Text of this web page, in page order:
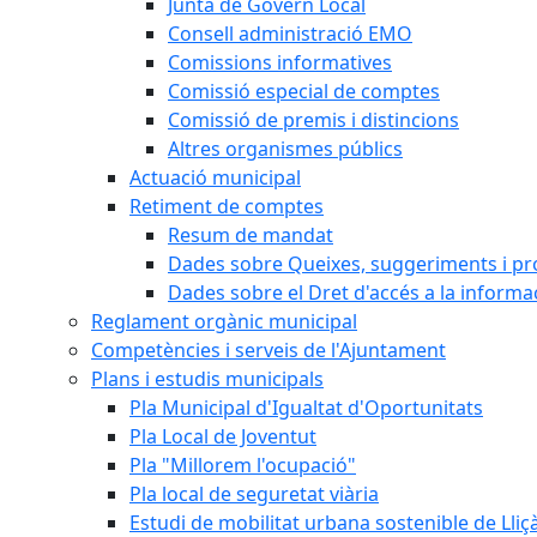
Consell administració EMO
Comissions informatives
Comissió especial de comptes
Comissió de premis i distincions
Altres organismes públics
Actuació municipal
Retiment de comptes
Resum de mandat
Dades sobre Queixes, suggeriments i
Dades sobre el Dret d'accés a la
Reglament orgànic municipal
Competències i serveis de l'Ajuntament
Plans i estudis municipals
Pla Municipal d'Igualtat d'Oportunitats
Pla Local de Joventut
Pla "Millorem l'ocupació"
Pla local de seguretat viària
Estudi de mobilitat urbana sostenible de